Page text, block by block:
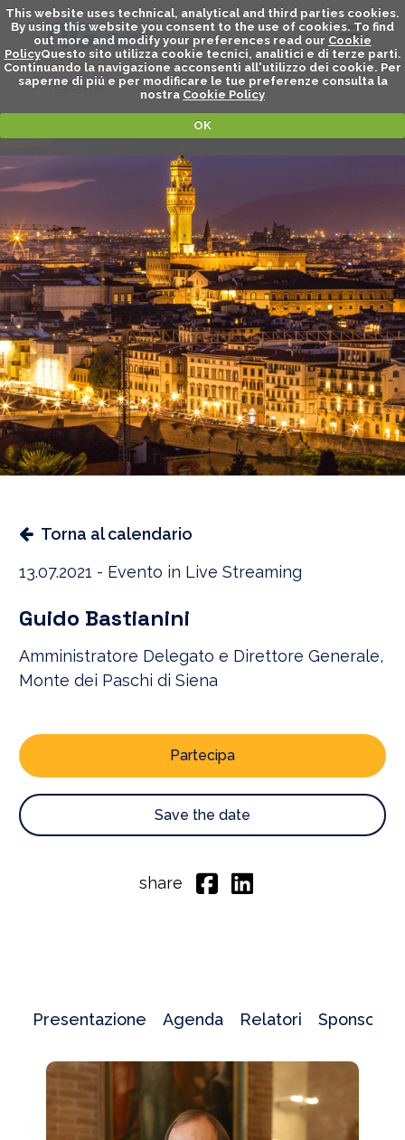
This website uses technical, analytical and third parties cookies.
By using this website you consent to the use of cookies. To find
out more and modify your preferences read our Cookie
PolicyQuesto sito utilizza cookie tecnici, analitici e di terze parti.
Continuando la navigazione acconsenti all'utilizzo dei cookie. Per
saperne di piú e per modificare le tue preferenze consulta la
nostra Cookie Policy
OK
EVENTS
Torna al calendario
13.07.2021 - Evento in Live Streaming
Guido Bastianini
Amministratore Delegato e Direttore Generale,
Monte dei Paschi di Siena
Partecipa
Save the date
share
Presentazione Agenda Relatori Sponsor